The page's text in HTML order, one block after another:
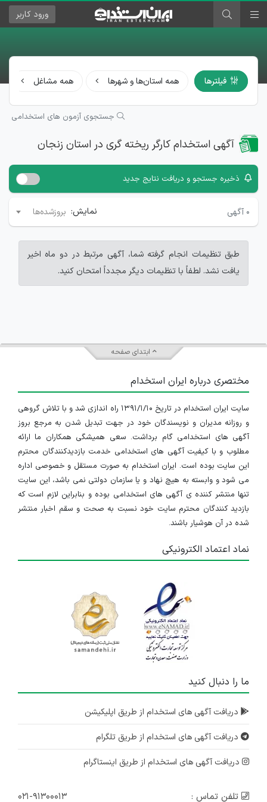
ورود کاربر
فیلترها همه استان‌ها و شهرها همه مشاغل
جستجوی آزمون های استخدامی
آگهی استخدام کارگر ریخته گری در استان زنجان
ذخیره جستجو و دریافت نتایج جدید
۰ آگهی نمایش: بروزشده‌ها
طبق تنظیمات انجام گرفته شما، آگهی مرتبط در دو ماه اخیر
یافت نشد. لطفاً با تنظیمات دیگر مجدداً امتحان کنید.
ابتدای صفحه
مختصری درباره ایران استخدام
سایت ایران استخدام در تاریخ ۱۳۹۱/۱/۱۰ راه اندازی شد و با تلاش گروهی
و روزانه مدیران و نویسندگان خود در جهت تبدیل شدن به مرجع بروز
آگهی های استخدامی گام برداشت. سعی همیشگی همکاران ما ارائه
مطلوب و با کیفیت آگهی های استخدامی خدمت بازدیدکنندگان محترم
این سایت بوده است. ایران استخدام به صورت مستقل و خصوصی اداره
می شود و وابسته به هیچ نهاد و یا سازمان دولتی نمی باشد، این سایت
تنها منتشر کننده ی آگهی های استخدامی بوده و بنابراین لازم است که
بازدید کنندگان محترم سایت خود نسبت به صحت و سقم اخبار منتشر
شده در آن هوشیار باشند.
نماد اعتماد الکترونیکی
ما را دنبال کنید
دریافت آگهی های استخدام از طریق اپلیکیشن
دریافت آگهی های استخدام از طریق تلگرام
دریافت آگهی های استخدام از طریق اینستاگرام
تلفن تماس : ۰۲۱-۹۱۳۰۰۰۱۳